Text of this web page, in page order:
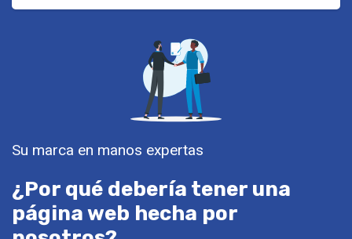
Su marca en manos expertas
¿Por qué debería tener una
página web hecha por